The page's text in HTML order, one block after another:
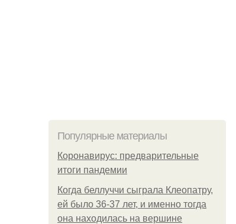
Популярные материалы
Коронавирус: предварительные
итоги пандемии
Когда беллуччи сыграла Клеопатру,
ей было 36-37 лет, и именно тогда
она находилась на вершине